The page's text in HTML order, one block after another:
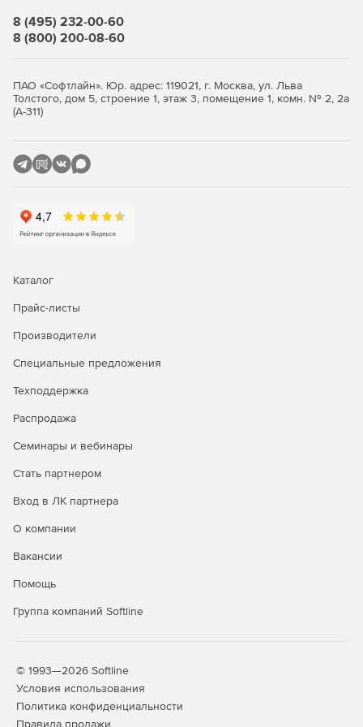
PST, EML и другие файлы электронной почты.
Почтовые клиенты, такие как Microsoft Outlook.
8 (495) 232-00-60
8 (800) 200-08-60
ПАО «Софтлайн». Юр. адрес: 119021, г. Москва, ул. Льва
Толстого, дом 5, строение 1, этаж 3, помещение 1, комн. № 2, 2а
(А-311)
Каталог
Прайс-листы
Производители
Специальные предложения
Техподдержка
Распродажа
Семинары и вебинары
Стать партнером
Вход в ЛК партнера
О компании
Вакансии
Помощь
Группа компаний Softline
© 1993—2026 Softline
Условия использования
Политика конфиденциальности
Правила продажи